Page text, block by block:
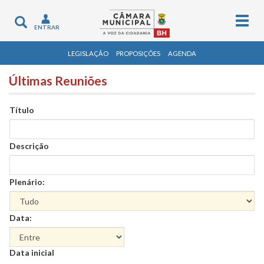
Toggle
navigation
ENTRAR
LEGISLAÇÃO PROPOSIÇÕES AGENDA
Últimas Reuniões
Título
Descrição
Plenário:
Data:
Data
Data inicial